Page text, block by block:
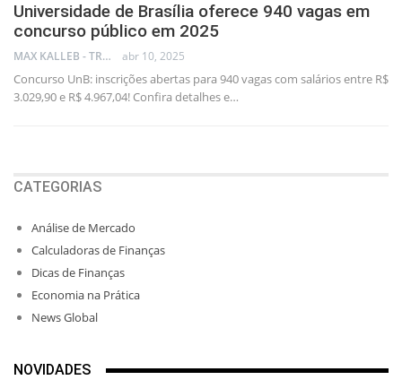
Universidade de Brasília oferece 940 vagas em
concurso público em 2025
MAX KALLEB - TRADER abr 10, 2025
Concurso UnB: inscrições abertas para 940 vagas com salários entre R$
3.029,90 e R$ 4.967,04! Confira detalhes e…
CATEGORIAS
Análise de Mercado
Calculadoras de Finanças
Dicas de Finanças
Economia na Prática
News Global
NOVIDADES